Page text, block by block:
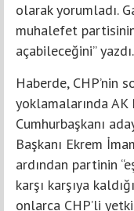
olarak yorumladı.
muhalefet
açabileceğini” yazdı.
Haberde, CHP’nin
yoklamalarında
Cumhurbaşkanı
Başkanı Ekrem
ardından partinin
karşı karşıya
onlarca CHP’li